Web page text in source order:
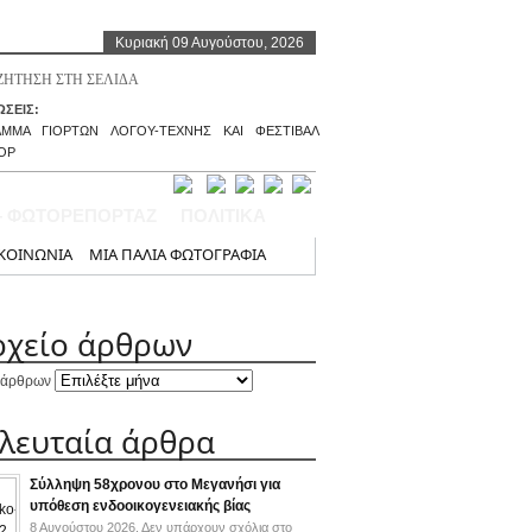
Κυριακή 09 Αυγούστου, 2026
ΓΙΟΡΤΩΝ ΛΟΓΟΥ-ΤΕΧΝΗΣ ΚΑΙ ΦΕΣΤΙΒΑΛ
ΜΙΑ ΠΑΛΙΑ ΦΩΤΟΓΡΑΦΙΑ
άρθρων
άρθρων
άρθρα
Σύλληψη 58χρονου στο Μεγανήσι για
υπόθεση ενδοοικογενειακής βίας
8 Αυγούστου 2026, Δεν υπάρχουν σχόλια στο